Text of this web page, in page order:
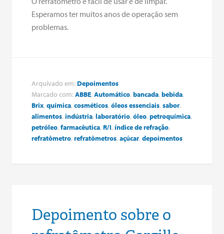
Esperamos ter muitos anos de operação sem
problemas.
Arquivado em: Depoimentos
Marcado com:ABBE,Automático,bancada,bebida,
Brix,química,cosméticos,óleos essenciais,sabor,
alimentos,indústria,laboratório,óleo,petroquímica,
petróleo,farmacêutica, R/I,índice de refração,
refratômetro,refratômetros,açúcar,depoimentos
Depoimento sobre o